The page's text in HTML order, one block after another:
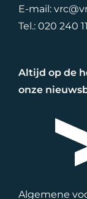
E-mail:
Tel.:020 240
Altijd op de
onze
Algemene